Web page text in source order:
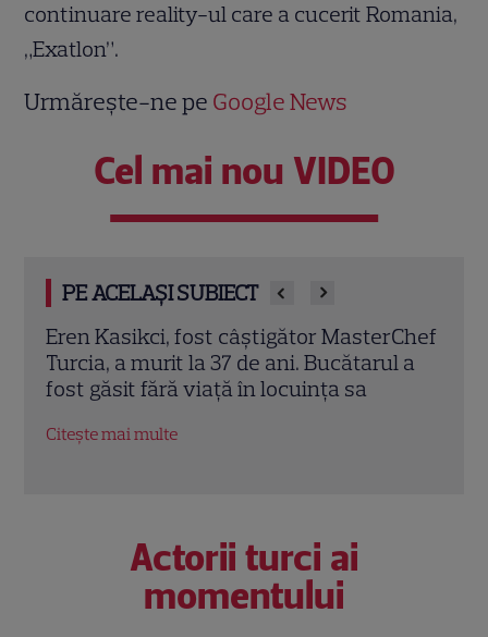
continuare reality-ul care a cucerit Romania,
„Exatlon”.
Urmărește-ne pe Google News
Cel mai nou VIDEO
PE ACELAȘI SUBIECT
Trei cupluri revin la „Insula Iubirii –
Reuniuni”. Ce se întâmplă când se
întâlnesc din nou cu Radu Vâlcan
Citește mai multe
Actorii turci ai
momentului